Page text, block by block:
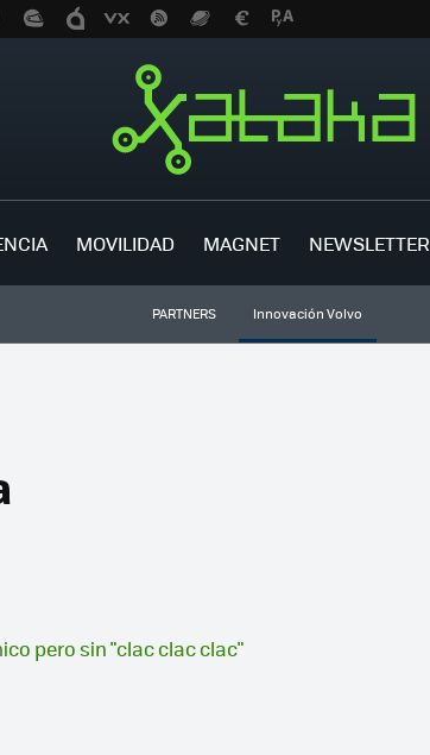
MOVILIDAD MAGNET NEWSLETTER
PARTNERS Innovación Volvo
pero sin "clac clac clac"